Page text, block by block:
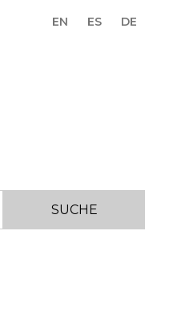
EN ES DE